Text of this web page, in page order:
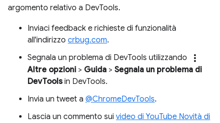
argomento relativo a DevTools.
Inviaci feedback e richieste di funzionalità
all'indirizzo crbug.com.
Segnala un problema di DevTools utilizzando
more_vert
Altre opzioni > Guida > Segnala un problema di
DevToolsin DevTools.
Invia un tweet a @ChromeDevTools.
Lascia un commento sui video di YouTube Novità di